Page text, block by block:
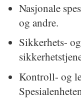
Nasjonale
og andre.
Sikkerhets-
Kontroll- og